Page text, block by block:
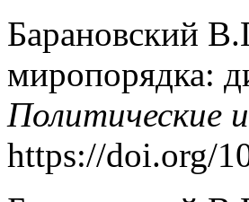
Барановский
миропорядка:
Политические
https://doi.org/